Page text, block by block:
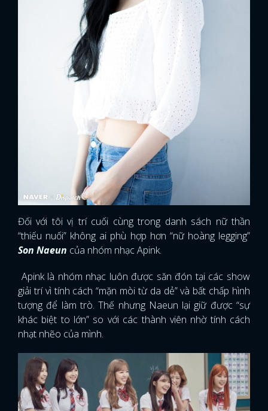
ĐĂNG NHẬP
Đối với tôi vị trí cuối cùng trong danh sách nữ thần
“thiếu nuối” không ai phù hợp hơn “nữ hoàng legging”
Son Naeun của nhóm nhạc Apink.
Apink là nhóm nhạc luôn được săn đón tại các show
giải trí vì tính cách “mặn mòi từ da dẻ” và bất chấp hình
tượng để làm trò. Thế nhưng Naeun lại giữ được “sự
khác biệt to lớn” so với các thành viên nhờ tính cách
nhạt nhẽo của mình.